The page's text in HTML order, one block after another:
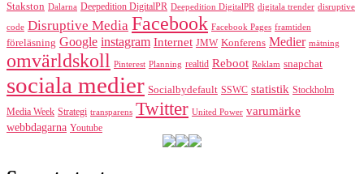
Stakston Dalarna Deepedition DigitalPR Deepedition DigitalPR digitala trender disruptive
code Disruptive Media Facebook Facebook Pages framtiden
föreläsning Google instagram Internet JMW Konferens Medier mätning
omvärldskoll Pinterest Planning realtid Reboot Reklam snapchat
sociala medier Socialbydefault SSWC statistik Stockholm
Media Week Strategi transparens Twitter United Power varumärke
webbdagarna Youtube